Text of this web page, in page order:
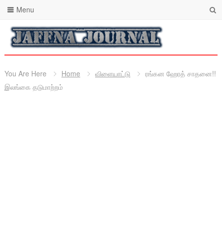
Menu
You Are Here Home விளையாட்டு
ரங்கன ஹேரத் சாதனை!!
இலங்கை தடுமாற்றம்